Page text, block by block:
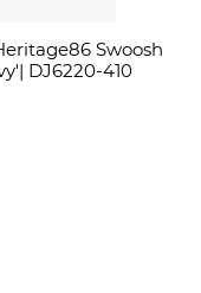
Swoosh
DJ6220-410